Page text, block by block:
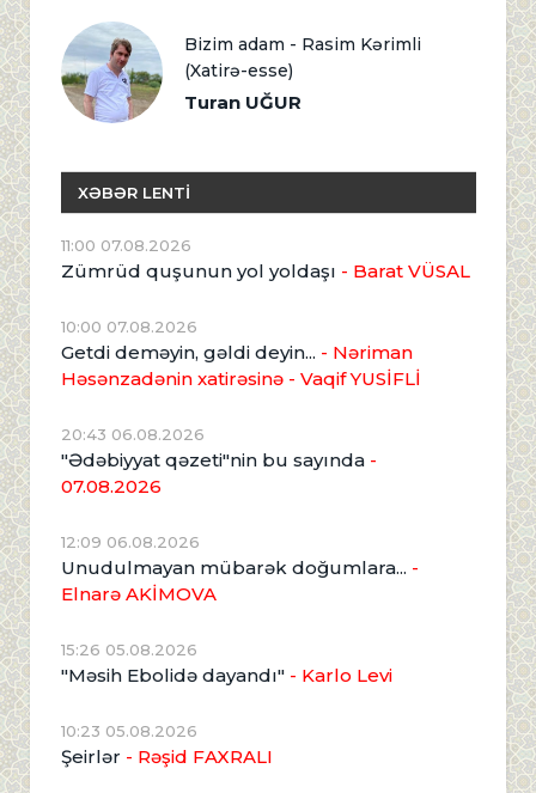
Bizim adam - Rasim Kərimli
(Xatirə-esse)
Turan UĞUR
XƏBƏR LENTİ
11:00 07.08.2026
Zümrüd quşunun yol yoldaşı - Barat VÜSAL
10:00 07.08.2026
Getdi deməyin, gəldi deyin... - Nəriman
Həsənzadənin xatirəsinə - Vaqif YUSİFLİ
20:43 06.08.2026
"Ədəbiyyat qəzeti"nin bu sayında -
07.08.2026
12:09 06.08.2026
Unudulmayan mübarək doğumlara... -
Elnarə AKİMOVA
15:26 05.08.2026
"Məsih Ebolidə dayandı" - Karlo Levi
10:23 05.08.2026
Şeirlər - Rəşid FAXRALI